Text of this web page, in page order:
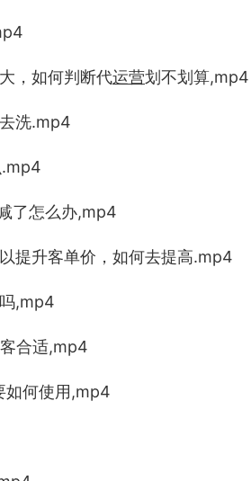
，如何判断代运营划不划算,mp4
洗.mp4
.mp4
了怎么办,mp4
提升客单价，如何去提高.mp4
,mp4
合适,mp4
如何使用,mp4